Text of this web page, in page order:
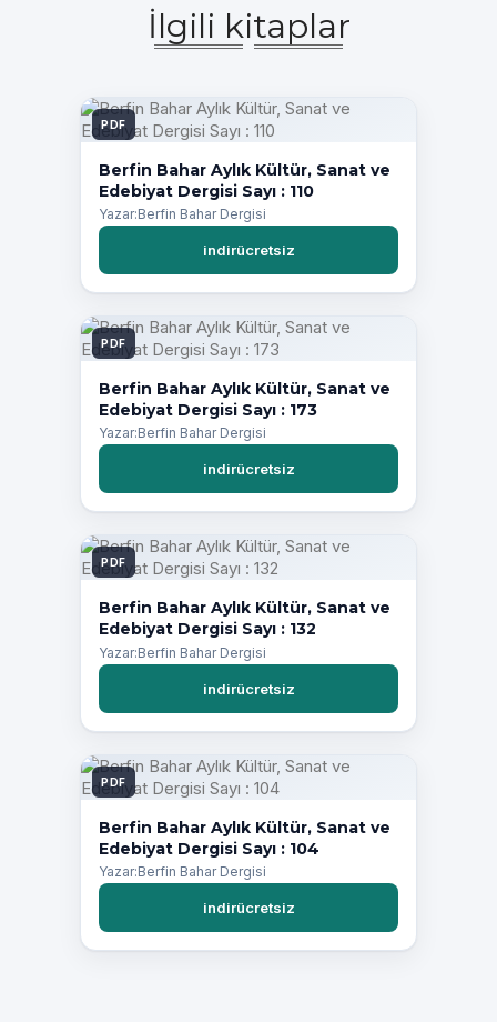
İlgili kitaplar
PDF
Berfin Bahar Aylık Kültür, Sanat ve
Edebiyat Dergisi Sayı : 110
Yazar:Berfin Bahar Dergisi
indirücretsiz
PDF
Berfin Bahar Aylık Kültür, Sanat ve
Edebiyat Dergisi Sayı : 173
Yazar:Berfin Bahar Dergisi
indirücretsiz
PDF
Berfin Bahar Aylık Kültür, Sanat ve
Edebiyat Dergisi Sayı : 132
Yazar:Berfin Bahar Dergisi
indirücretsiz
PDF
Berfin Bahar Aylık Kültür, Sanat ve
Edebiyat Dergisi Sayı : 104
Yazar:Berfin Bahar Dergisi
indirücretsiz